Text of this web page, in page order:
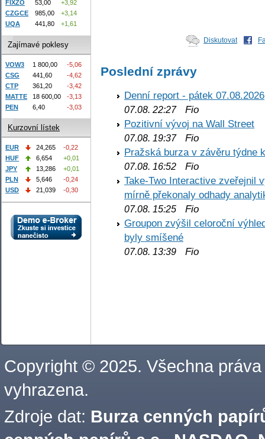
Diskutovat
Poslední zprávy
Denní report - pátek 07.08.2026
07.08. 22:27Fio
Pozitivní vývoj na Wall Street
07.08. 19:37Fio
Pražská burza v závěru týdne
07.08. 16:52 Fio
Take-Two Interactive zveřejnil
mírně překonaly odhady
07.08. 15:25 Fio
Groupon zvýšil celoroční
byly smíšené
07.08. 13:39 Fio
FIXZO
53,00
+3,92
CZGCE
985,00
+3,14
UQA
441,80 +1,61
Zajímavé poklesy
VOW3 1 800,00
-5,06
CSG
441,60
-4,62
CTP
361,20
-3,42
MATTE
18 600,00
-3,13
PEN
6,40 -3,03
Kurzovní lístek
EUR 24,265
-0,22
HUF
6,654
+0,01
JPY
13,286
+0,01
PLN
5,646
-0,24
USD
21,039 -0,30
Copyright © 2025. Všechna práva
vyhrazena.
Zdroje dat: Burza cenných